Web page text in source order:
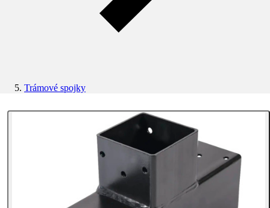
Trámové spojky